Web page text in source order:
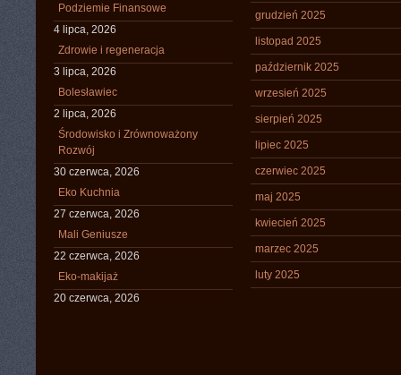
Podziemie Finansowe
4 lipca, 2026
Zdrowie i regeneracja
3 lipca, 2026
Bolesławiec
2 lipca, 2026
Środowisko i Zrównoważony
Rozwój
30 czerwca, 2026
Eko Kuchnia
27 czerwca, 2026
Mali Geniusze
22 czerwca, 2026
Eko-makijaż
20 czerwca, 2026
grudzień 2025
listopad 2025
październik 2025
wrzesień 2025
sierpień 2025
lipiec 2025
czerwiec 2025
maj 2025
kwiecień 2025
marzec 2025
luty 2025